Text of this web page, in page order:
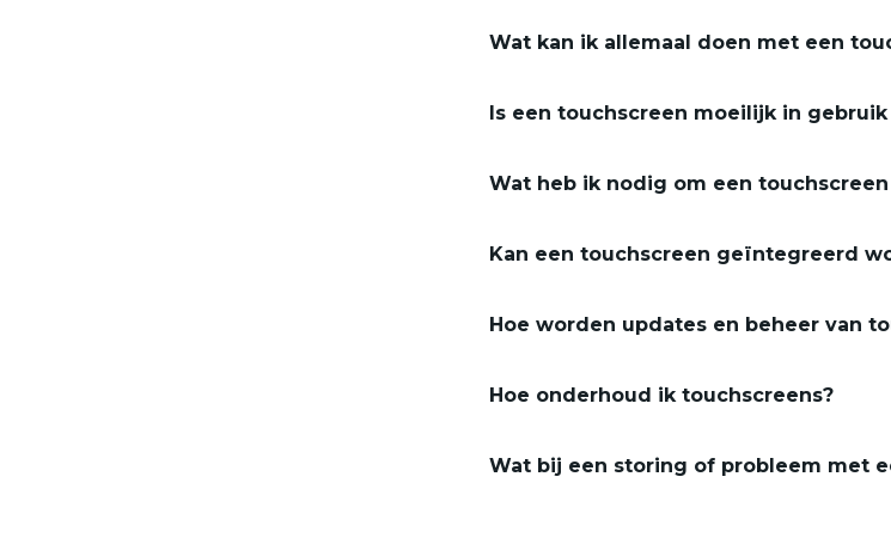
Wat kan ik allemaal doen met een
Is een touchscreen moeilijk in
Wat heb ik nodig om een
Kan een touchscreen geïntegreerd
Hoe worden updates en beheer van
Hoe onderhoud ik touchscreens?
Wat bij een storing of probleem met